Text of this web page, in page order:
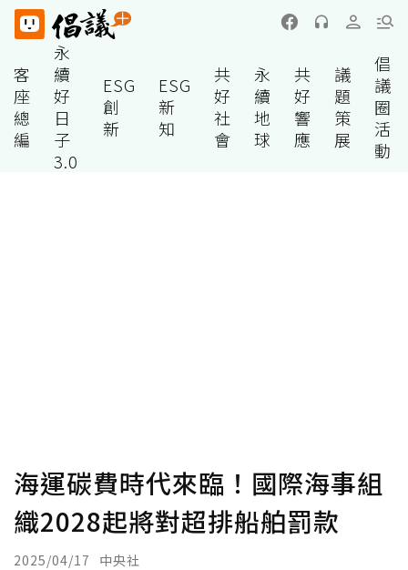
客
座
總
編
永
續
好
日
子
3.0
ESG
創
新
ESG
新
知
共
好
社
會
永
續
地
球
共
好
響
應
議
題
策
展
倡
議
圈
活
動
海運碳費時代來臨！國際海事組
織2028起將對超排船舶罰款
2025/04/17 中央社